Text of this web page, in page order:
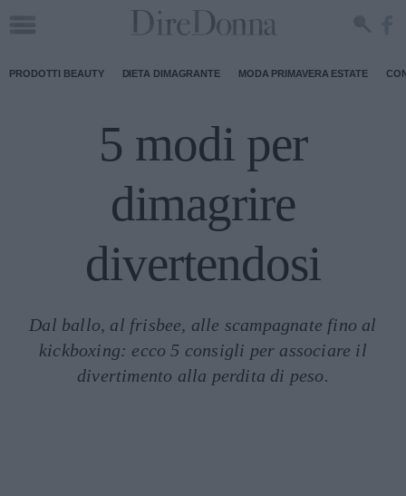
PRODOTTI BEAUTY DIETA DIMAGRANTE MODA PRIMAVERA ESTATE
5 modi per
dimagrire
divertendosi
Dal ballo, al frisbee, alle scampagnate fino al
kickboxing: ecco 5 consigli per associare il
divertimento alla perdita di peso.